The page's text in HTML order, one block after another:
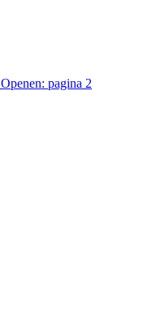
Openen: pagina 2